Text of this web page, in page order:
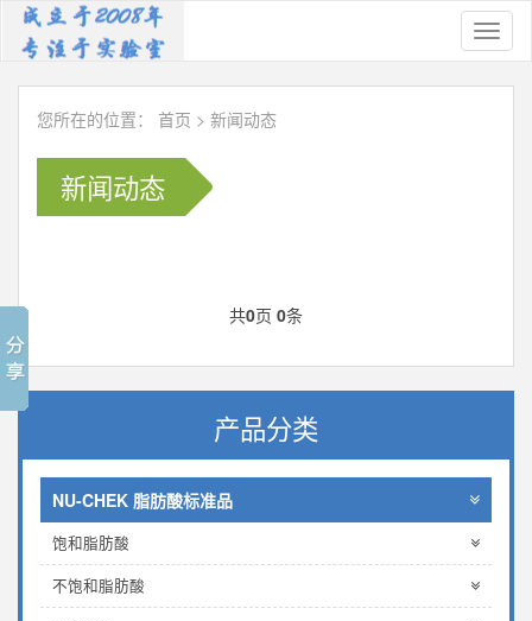
您所在的位置： 首页 > 新闻动态
新闻动态
共0页 0条
产品分类
NU-CHEK 脂肪酸标准品
饱和脂肪酸
不饱和脂肪酸